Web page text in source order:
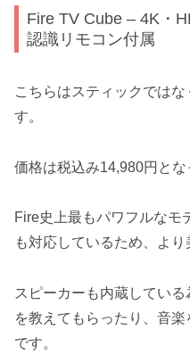
Fire TV Cube – 4K・
認識リモコン付属
こちらはスティックでは
す。
価格は税込み14,980円と
Fire史上最もパワフルなモ
も対応しているため、より
スピーカーも内蔵してい
を教えてもらったり、音
です。